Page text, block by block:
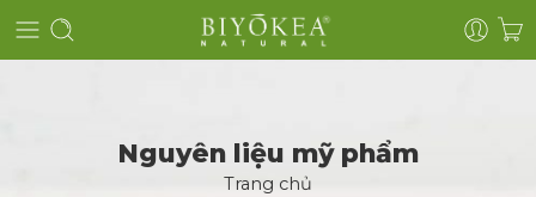
Nguyên liệu mỹ phẩm
Trang chủ